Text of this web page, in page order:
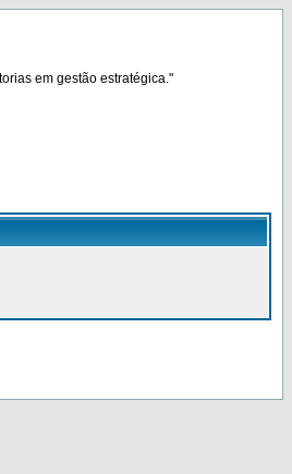
em gestão estratégica."